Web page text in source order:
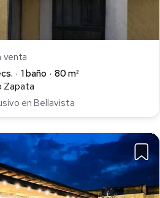
venta
1 baño
80 m²
Zapata
en Bellavista